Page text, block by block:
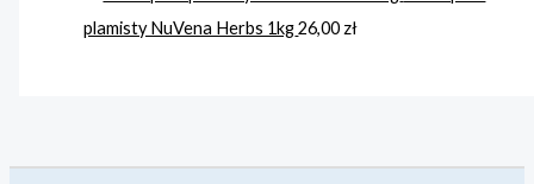
plamisty NuVena Herbs 1kg 26,00 zł